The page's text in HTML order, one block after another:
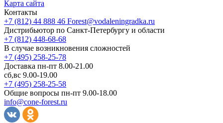
Карта сайта
Контакты
+7 (812) 44 888 46 Forest@vodaleningradka.ru
Дистрибьютор по Санкт-Петербургу и области
+7 (812) 448-68-68
В случае возникновения сложностей
+7 (495) 258-25-78
Доставка пн-пт 8.00-21.00
сб,вс 9.00-19.00
+7 (495) 258-25-58
Общие вопросы пн-пт 9.00-18.00
info@cone-forest.ru